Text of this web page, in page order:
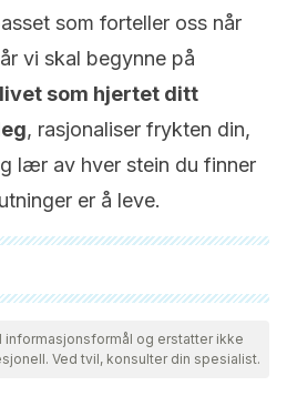
som forteller oss når
vi skal begynne på
som hjertet ditt
, rasjonaliser frykten din,
lær av hver stein du finner
er å leve.
gjennomgått av teamet vårt for å
aktualitet og validitet.
ble betraktet som pålitelig og
informasjonsformål og erstatter ikke
Ved tvil, konsulter din spesialist.